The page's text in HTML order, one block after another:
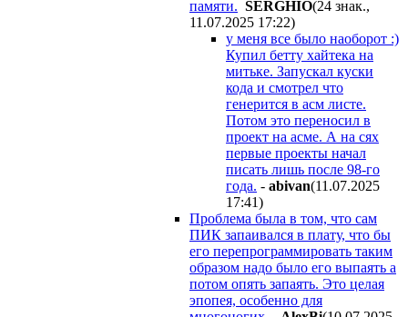
памяти. SERGHIO(24 знак.,
11.07.2025 17:22)
у меня все было наоборот :)
Купил бетту хайтека на
митьке. Запускал куски
кода и смотрел что
генерится в асм листе.
Потом это переносил в
проект на асме. А на сях
первые проекты начал
писать лишь после 98-го
года. - abivan(11.07.2025
17:41)
Проблема была в том, что сам
ПИК запаивался в плату, что бы
его перепрограммировать таким
образом надо было его выпаять а
потом опять запаять. Это целая
эпопея, особенно для